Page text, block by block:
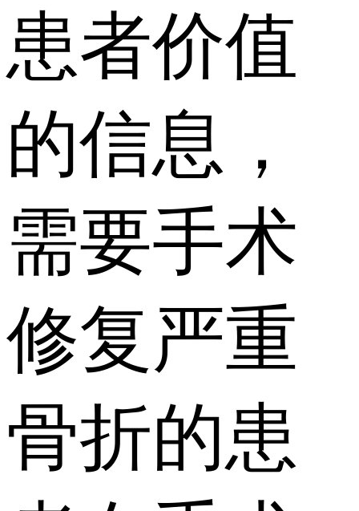
患者价值
的信息，
需要手术
修复严重
骨折的患